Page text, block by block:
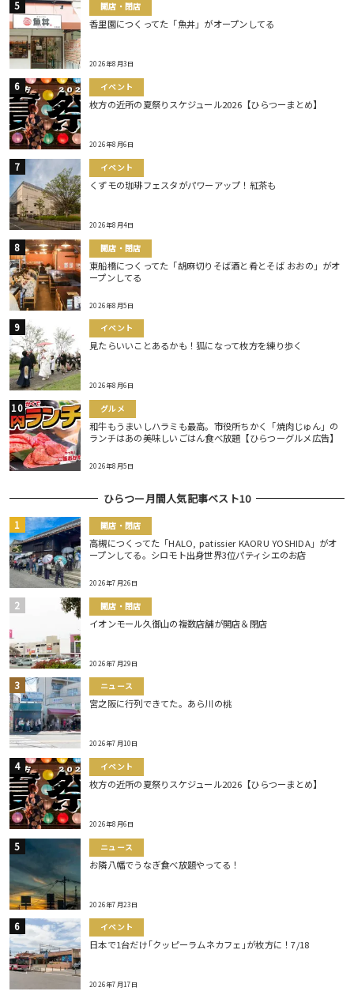
開店・閉店
香里園につくってた「魚丼」がオープンしてる
2026年8月3日
イベント
枚方の近所の夏祭りスケジュール2026【ひらつーまとめ】
2026年8月6日
イベント
くずモの珈琲フェスタがパワーアップ！紅茶も
2026年8月4日
開店・閉店
東船橋につくってた「胡麻切りそば酒と肴とそば おおの」がオ
ープンしてる
2026年8月5日
イベント
見たらいいことあるかも！狐になって枚方を練り歩く
2026年8月6日
グルメ
和牛もうまいしハラミも最高。市役所ちかく「焼肉じゅん」の
ランチはあの美味しいごはん食べ放題【ひらつーグルメ広告】
2026年8月5日
ひらつー月間人気記事ベスト10
開店・閉店
高槻につくってた「HALO, patissier KAORU YOSHIDA」がオ
ープンしてる。シロモト出身世界3位パティシエのお店
2026年7月26日
開店・閉店
イオンモール久御山の複数店舗が開店＆閉店
2026年7月29日
ニュース
宮之阪に行列できてた。あら川の桃
2026年7月10日
イベント
枚方の近所の夏祭りスケジュール2026【ひらつーまとめ】
2026年8月6日
ニュース
お隣八幡でうなぎ食べ放題やってる！
2026年7月23日
イベント
日本で1台だけ｢クッピーラムネカフェ｣が枚方に！7/18
2026年7月17日